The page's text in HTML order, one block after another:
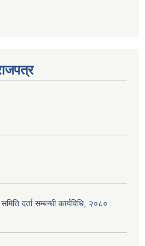
दर्ता सम्बन्धी कार्यविधि, २०८०